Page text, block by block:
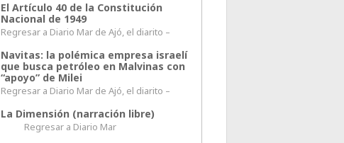
El Artículo 40 de la Constitución
Nacional de 1949
Regresar a Diario Mar de Ajó, el diarito –
Navitas: la polémica empresa israelí
que busca petróleo en Malvinas con
“apoyo” de Milei
Regresar a Diario Mar de Ajó, el diarito –
La Dimensión (narración libre)
Regresar a Diario Mar